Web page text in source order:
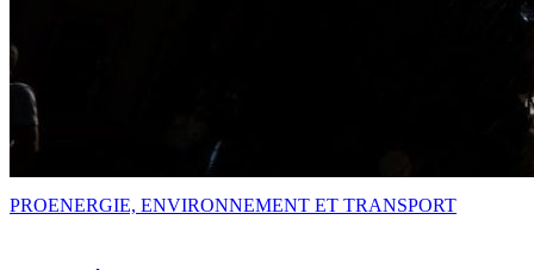
PROENERGIE, ENVIRONNEMENT ET TRANSPORT